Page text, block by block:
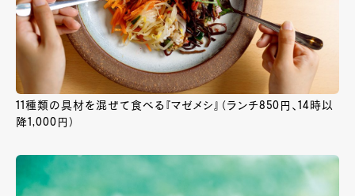
11種類の具材を混ぜて食べる『マゼメシ』（ランチ850円、14時以
降1,000円）